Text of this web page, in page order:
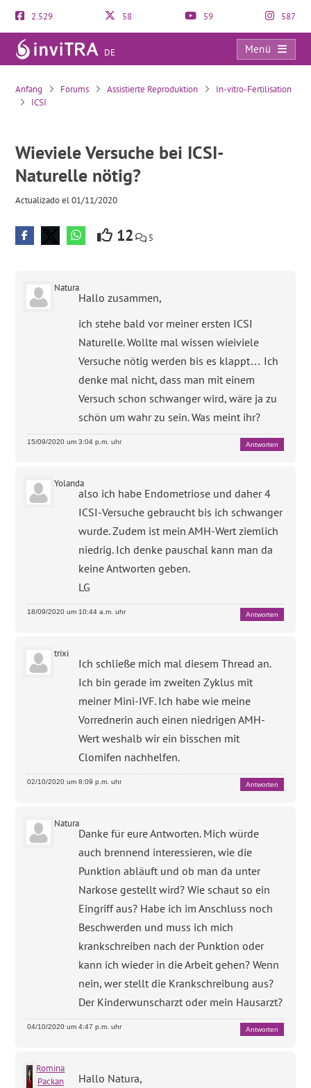
2.529 58 59 587
DE
Menü
Wieviele Versuche bei ICSI-Naturelle nötig?
Anfang Forums Assistierte Reproduktion
In-vitro-Fertilisation
ICSI
Wieviele Versuche bei ICSI-
Naturelle nötig?
Actualizado el 01/11/2020
12 5
Natura
Hallo zusammen,
ich stehe bald vor meiner ersten ICSI
Naturelle. Wollte mal wissen wieiviele
Versuche nötig werden bis es klappt… Ich
denke mal nicht, dass man mit einem
Versuch schon schwanger wird, wäre ja zu
schön um wahr zu sein. Was meint ihr?
15/09/2020 um 3:04 p.m. uhr Antworten
Yolanda
also ich habe Endometriose und daher 4
ICSI-Versuche gebraucht bis ich schwanger
wurde. Zudem ist mein AMH-Wert ziemlich
niedrig. Ich denke pauschal kann man da
keine Antworten geben.
LG
18/09/2020 um 10:44 a.m. uhr Antworten
trixi
Ich schließe mich mal diesem Thread an.
Ich bin gerade im zweiten Zyklus mit
meiner Mini-IVF. Ich habe wie meine
Vorrednerin auch einen niedrigen AMH-
Wert weshalb wir ein bisschen mit
Clomifen nachhelfen.
02/10/2020 um 8:09 p.m. uhr Antworten
Natura
Danke für eure Antworten. Mich würde
auch brennend interessieren, wie die
Punktion abläuft und ob man da unter
Narkose gestellt wird? Wie schaut so ein
Eingriff aus? Habe ich im Anschluss noch
Beschwerden und muss ich mich
krankschreiben nach der Punktion oder
kann ich wieder in die Arbeit gehen? Wenn
nein, wer stellt die Krankschreibung aus?
Der Kinderwunscharzt oder mein Hausarzt?
04/10/2020 um 4:47 p.m. uhr Antworten
Romina
Packan
Hallo Natura,